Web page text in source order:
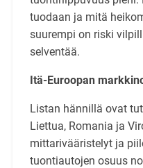
tuodaan ja mitä
suurempi on riski
selventää.
Itä-Euroopan
Listan hännillä ovat
Liettua, Romania ja
mittarivääristelyt ja
tuontiautojen osuus